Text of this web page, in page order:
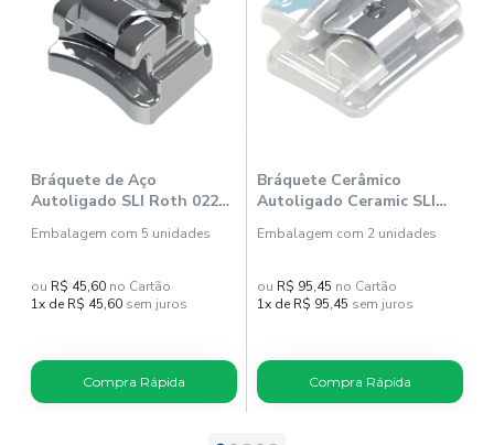
Bráquete de Aço
Autoligado SLI Roth 022
Embalagem com 5 unidades
ou R$ 45,60 no Cartão
1x de R$ 45,60 sem juros
Compra Rápida
Bráquete Cerâmico
Autoligado Ceramic SLI
- Morelli
Embalagem com 2 unidades
ou R$ 95,45 no Cartão
1x de R$ 95,45 sem juros
Compra Rápida